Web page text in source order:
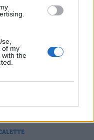
of my
with the
studente su
l'allarme
Z